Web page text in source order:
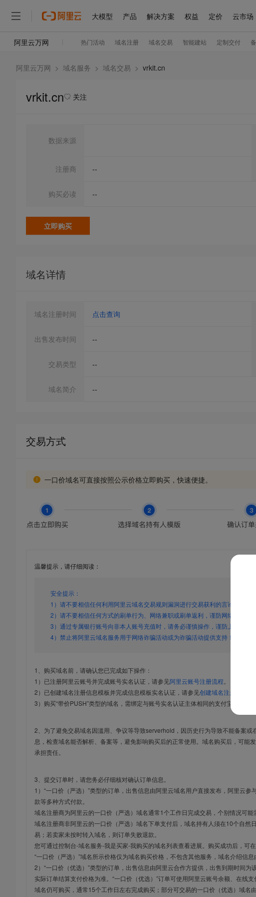
阿里云万网 > 域名服务 > 域名交易 > vrkit.cn
vrkit.cn 关注
数据来源
注册商 --
购买必读 --
立即购买
域名详情
域名注册时间 点击查询
出售发布时间 --
交易类型 --
域名简介 --
交易方式
一口价域名可直接按照公示价格立即购买，快速便捷。
温馨提示，请仔细阅读：
安全提示：
1）请不要相信任何利用阿里云域名交易规则漏洞进行交易获利的言论，谨防上
2）请不要相信任何方式的刷单行为、网络兼职或刷单返利，谨防网络诈骗！
3）通过专属银行账号向非本人账号充值时，请务必谨慎操作，谨防上当受骗！
4）禁止将阿里云域名服务用于网络诈骗活动或为诈骗活动提供支持！
1、购买域名前，请确认您已完成如下操作：
1）已注册阿里云账号并完成账号实名认证，请参见阿里云账号注册流程
2）已创建域名注册信息模板并完成信息模板实名认证，请参见创建域名注册信息模板
3）购买“带价PUSH”类型的域名，需绑定与账号实名认证主体相同的支付宝，进入
2、为了避免交易域名因滥用、争议等导致serverhold，因历史行为导致不能备案
息，检查域名能否解析、备案等，避免影响购买后的正常使用。域名购买后，可
承担责任。
3、提交订单时，请您务必仔细核对确认订单信息。
1）“一口价（严选）”类型的订单，出售信息由阿里云域名用户直接发布，阿里云
款等多种方式付款。
域名注册商为阿里云的一口价（严选）域名通常1个工作日完成交易，个别情况可能
域名注册商非阿里云的一口价（严选）域名下单支付后，域名持有人须在10个自
易；若卖家未按时转入域名，则订单失败退款。
您可通过控制台-域名服务-我是买家-我购买的域名列表查看进展。购买成功后，可在
“一口价（严选）”域名所示价格仅为域名购买价格，不包含其他服务，域名介绍信
2）“一口价（优选）”类型的订单，出售信息由阿里云合作方提供，出售到期时间
实际订单结算支付价格为准。“一口价（优选）”订单可使用阿里云账号余额、在线
域名仍可购买，通常15个工作日左右完成购买；部分可交易的一口价（优选）域